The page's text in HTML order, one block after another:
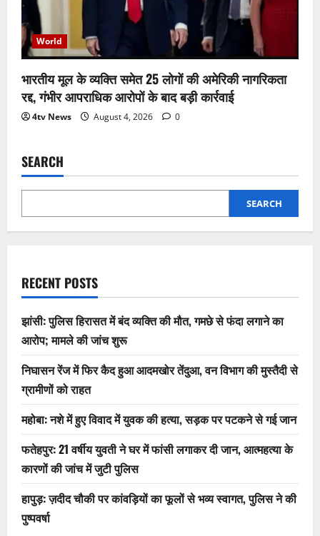
World
भारतीय मूल के व्यक्ति समेत 25 लोगों की अमेरिकी नागरिकता
रद्द, गंभीर आपराधिक आरोपों के बाद बड़ी कार्रवाई
4tv News August 4, 2026 0
SEARCH
SEARCH
RECENT POSTS
झांसी: पुलिस हिरासत में बंद व्यक्ति की मौत, गमछे से फंदा लगाने का
आरोप; मामले की जांच शुरू
निघासन रेंज में फिर कैद हुआ आदमखोर तेंदुआ, वन विभाग की मुस्तैदी से
ग्रामीणों को राहत
महोबा: नशे में हुए विवाद में युवक की हत्या, सड़क पर पटकने से गई जान
फतेहपुर: 21 वर्षीय युवती ने घर में फांसी लगाकर दी जान, आत्महत्या के
कारणों की जांच में जुटी पुलिस
हापुड़: ज़दीद चौकी पर कांवड़ियों का फूलों से भव्य स्वागत, पुलिस ने की
पुष्पवर्षा